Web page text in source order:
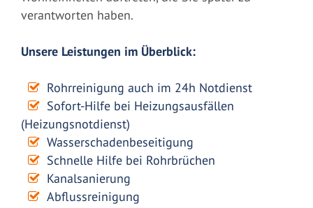
verantworten haben.
Unsere Leistungen im Überblick:
Rohrreinigung auch im 24h Notdienst
Sofort-Hilfe bei Heizungsausfällen
(Heizungsnotdienst)
Wasserschadenbeseitigung
Schnelle Hilfe bei Rohrbrüchen
Kanalsanierung
Abflussreinigung